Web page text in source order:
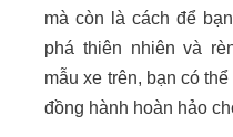
mà còn là cách để
phá thiên nhiên và
mẫu xe trên, bạn có
đồng hành hoàn hảo